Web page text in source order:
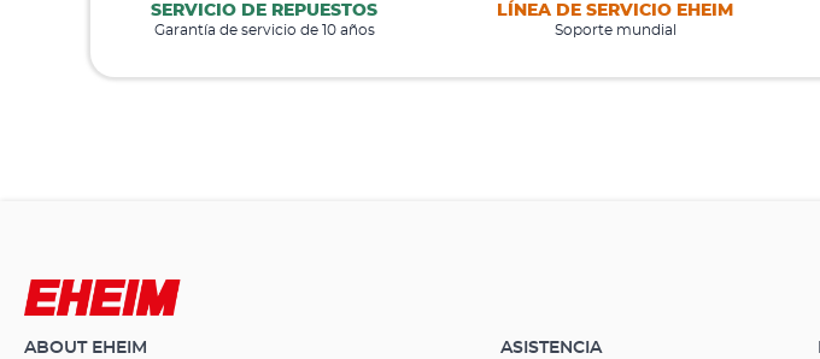
SERVICIO DE REPUESTOS
Garantía de servicio de 10 años
LÍNEA DE SERVICIO EHEIM
Soporte mundial
ABOUT EHEIM ASISTENCIA